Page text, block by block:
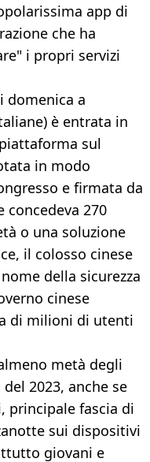
app di
che ha
i propri servizi
domenica a
è entrata in
sul
in modo
e firmata da
concedeva 270
o una soluzione
il colosso cinese
della sicurezza
cinese
di milioni di utenti
metà degli
2023, anche se
principale fascia di
sui dispositivi
giovani e